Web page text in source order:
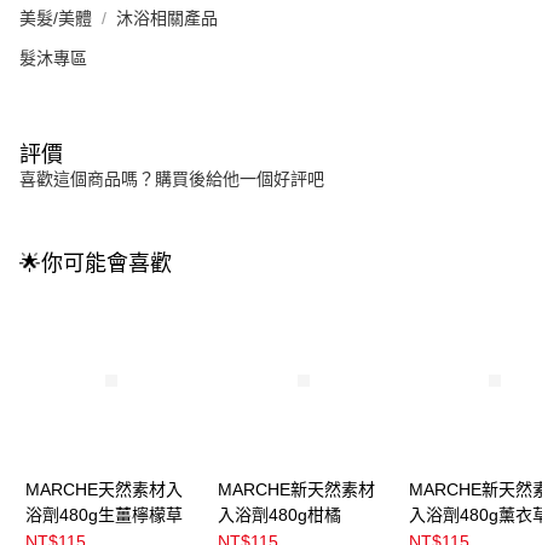
美髮/美體 沐浴相關產品
髮沐專區
評價
喜歡這個商品嗎？購買後給他一個好評吧
🌟你可能會喜歡
MARCHE天然素材入
浴劑480g生薑檸檬草
MARCHE新天然素材
入浴劑480g柑橘
MARCHE新天然
入浴劑480g薰衣